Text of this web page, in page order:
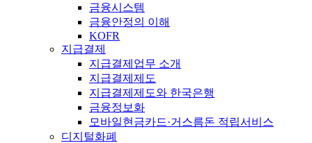
금융시스템
금융안정의 이해
KOFR
지급결제
지급결제업무 소개
지급결제제도
지급결제제도와 한국은행
금융정보화
모바일현금카드·거스름돈 적립서비스
디지털화폐